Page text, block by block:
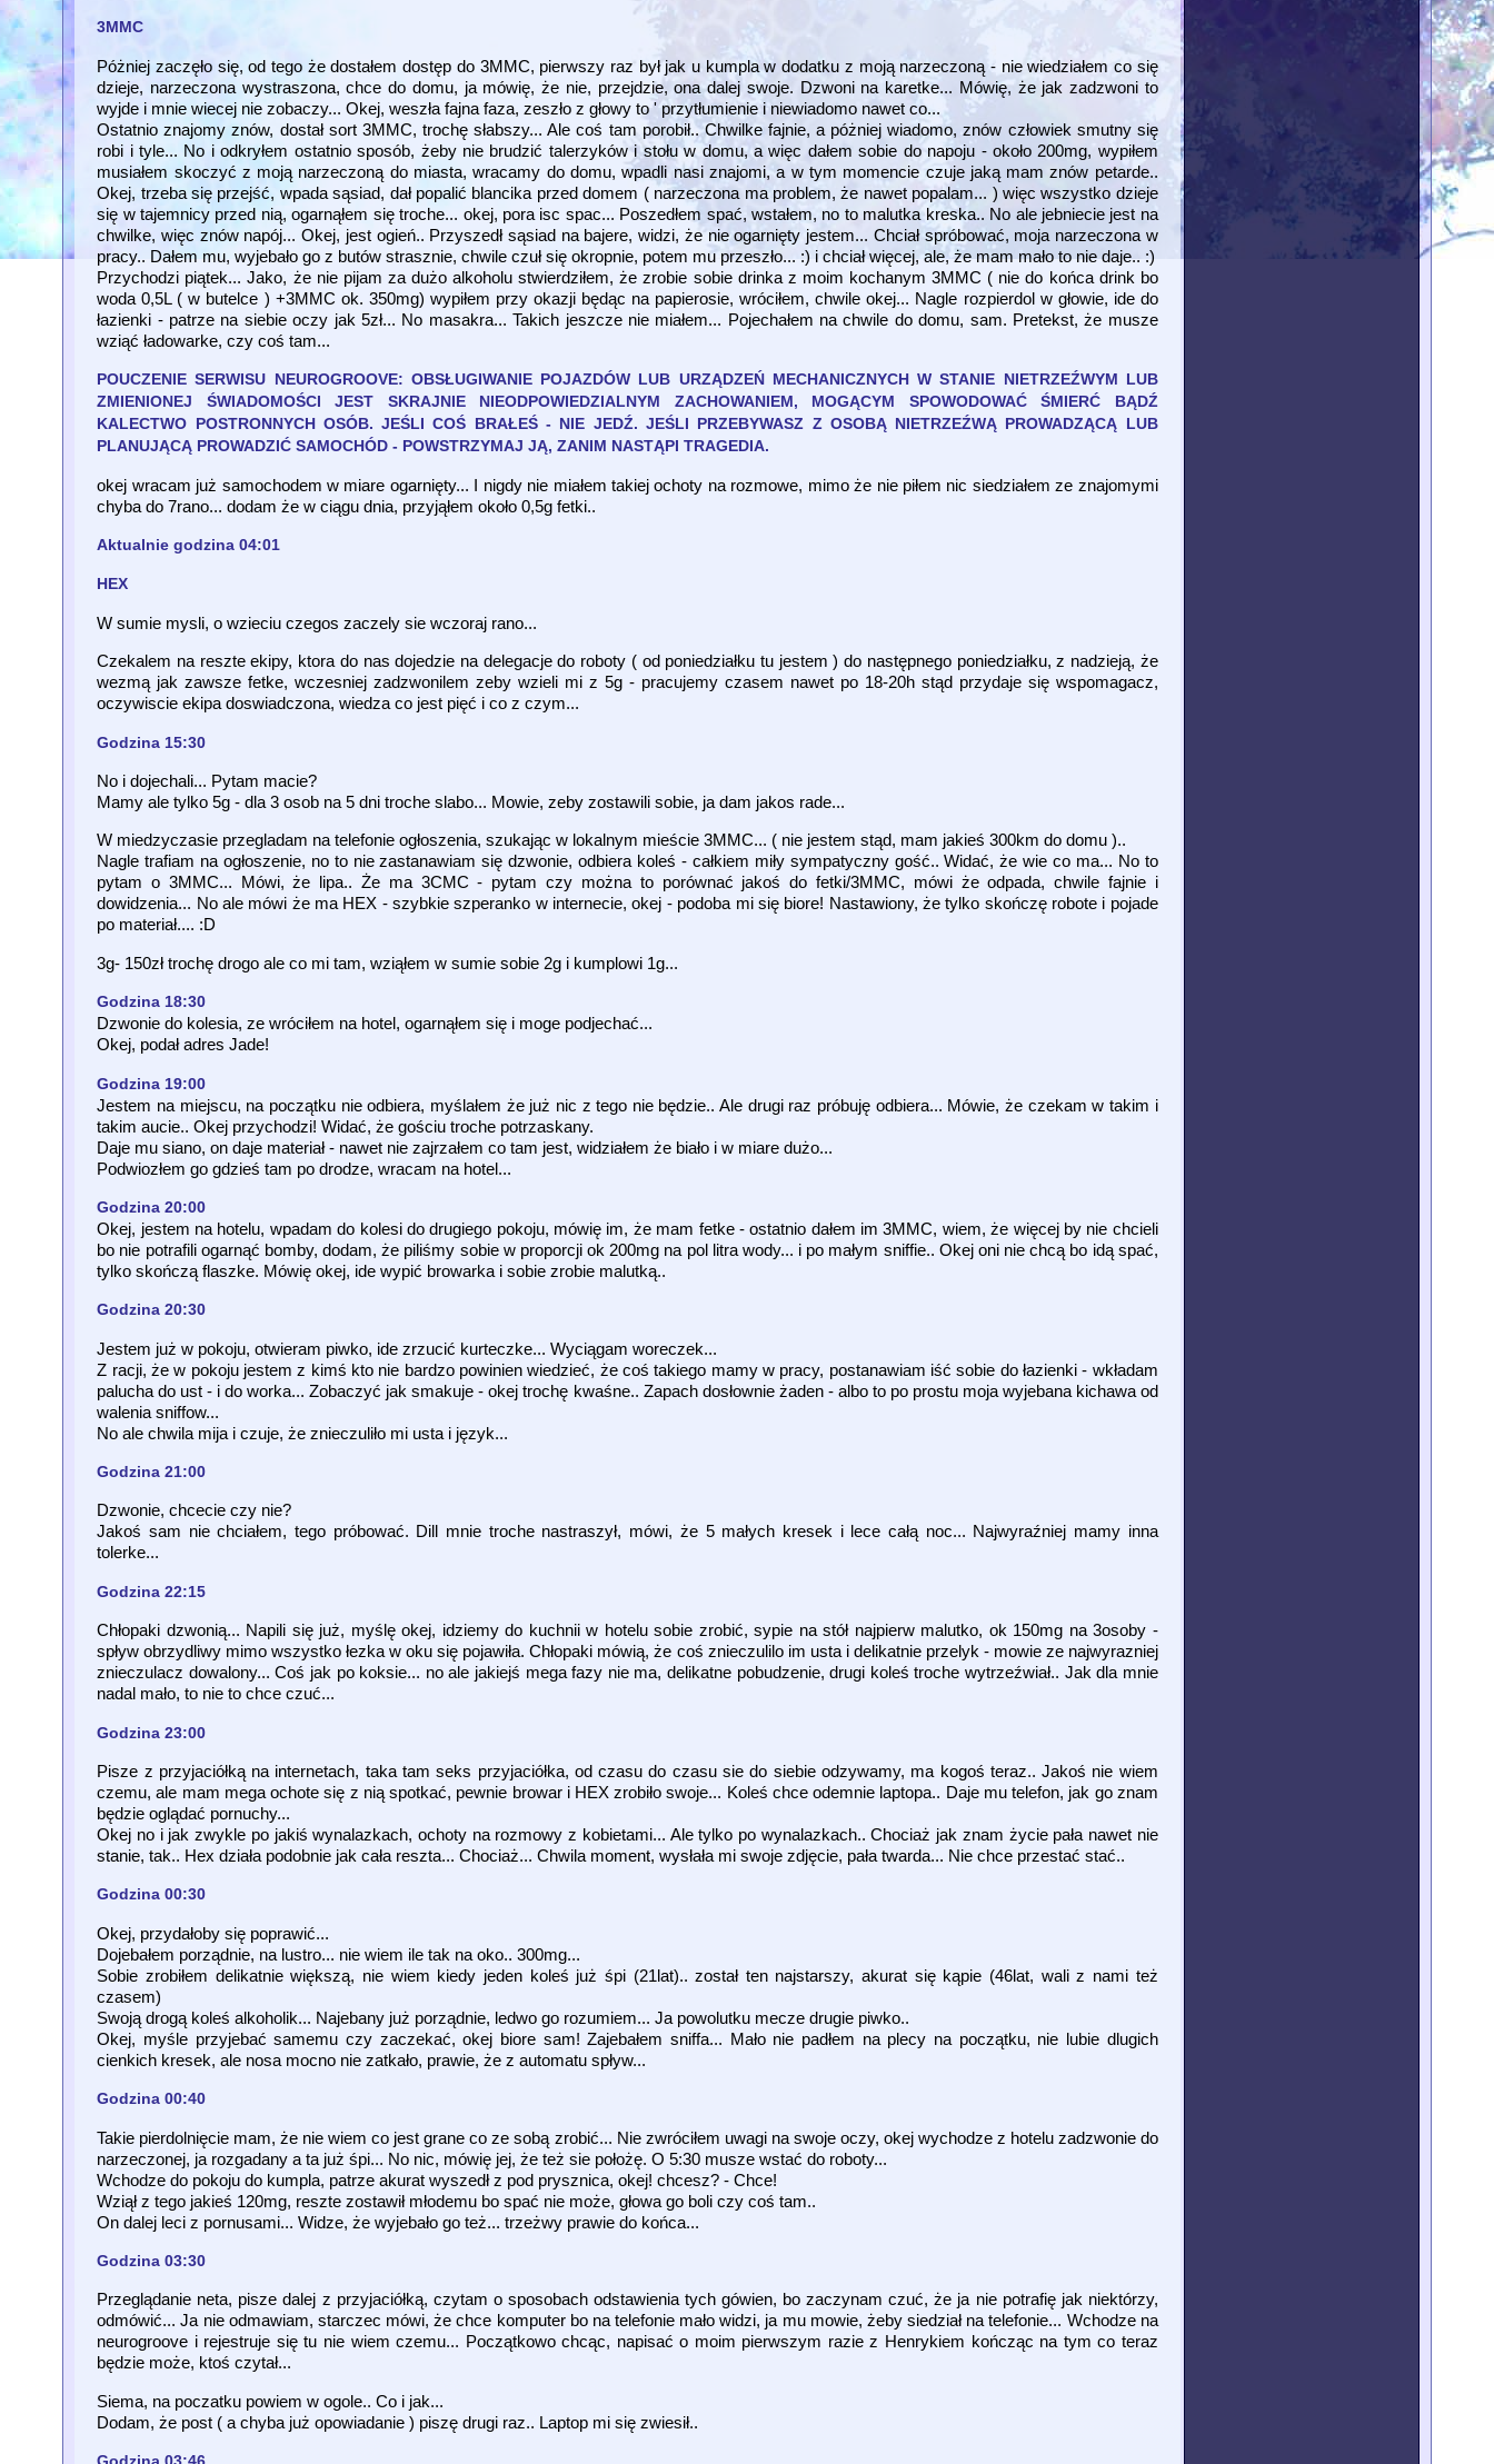
3MMC
Póżniej zaczęło się, od tego że dostałem dostęp do 3MMC, pierwszy raz był jak u kumpla w dodatku z moją narzeczoną - nie wiedziałem co się
dzieje, narzeczona wystraszona, chce do domu, ja mówię, że nie, przejdzie, ona dalej swoje. Dzwoni na karetke... Mówię, że jak zadzwoni to
wyjde i mnie wiecej nie zobaczy... Okej, weszła fajna faza, zeszło z głowy to ' przytłumienie i niewiadomo nawet co...
Ostatnio znajomy znów, dostał sort 3MMC, trochę słabszy... Ale coś tam porobił.. Chwilke fajnie, a póżniej wiadomo, znów człowiek smutny się
robi i tyle... No i odkryłem ostatnio sposób, żeby nie brudzić talerzyków i stołu w domu, a więc dałem sobie do napoju - około 200mg, wypiłem
musiałem skoczyć z moją narzeczoną do miasta, wracamy do domu, wpadli nasi znajomi, a w tym momencie czuje jaką mam znów petarde..
Okej, trzeba się przejść, wpada sąsiad, dał popalić blancika przed domem ( narzeczona ma problem, że nawet popalam... ) więc wszystko dzieje
się w tajemnicy przed nią, ogarnąłem się troche... okej, pora isc spac... Poszedłem spać, wstałem, no to malutka kreska.. No ale jebniecie jest na
chwilke, więc znów napój... Okej, jest ogień.. Przyszedł sąsiad na bajere, widzi, że nie ogarnięty jestem... Chciał spróbować, moja narzeczona w
pracy.. Dałem mu, wyjebało go z butów strasznie, chwile czuł się okropnie, potem mu przeszło... :) i chciał więcej, ale, że mam mało to nie daje.. :)
Przychodzi piątek... Jako, że nie pijam za dużo alkoholu stwierdziłem, że zrobie sobie drinka z moim kochanym 3MMC ( nie do końca drink bo
woda 0,5L ( w butelce ) +3MMC ok. 350mg) wypiłem przy okazji będąc na papierosie, wróciłem, chwile okej... Nagle rozpierdol w głowie, ide do
łazienki - patrze na siebie oczy jak 5zł... No masakra... Takich jeszcze nie miałem... Pojechałem na chwile do domu, sam. Pretekst, że musze
wziąć ładowarke, czy coś tam...
POUCZENIE SERWISU NEUROGROOVE: OBSŁUGIWANIE POJAZDÓW LUB URZĄDZEŃ MECHANICZNYCH W STANIE NIETRZEŹWYM LUB
ZMIENIONEJ ŚWIADOMOŚCI JEST SKRAJNIE NIEODPOWIEDZIALNYM ZACHOWANIEM, MOGĄCYM SPOWODOWAĆ ŚMIERĆ BĄDŹ
KALECTWO POSTRONNYCH OSÓB. JEŚLI COŚ BRAŁEŚ - NIE JEDŹ. JEŚLI PRZEBYWASZ Z OSOBĄ NIETRZEŹWĄ PROWADZĄCĄ LUB
PLANUJĄCĄ PROWADZIĆ SAMOCHÓD - POWSTRZYMAJ JĄ, ZANIM NASTĄPI TRAGEDIA.
okej wracam już samochodem w miare ogarnięty... I nigdy nie miałem takiej ochoty na rozmowe, mimo że nie piłem nic siedziałem ze znajomymi
chyba do 7rano... dodam że w ciągu dnia, przyjąłem około 0,5g fetki..
Aktualnie godzina 04:01
HEX
W sumie mysli, o wzieciu czegos zaczely sie wczoraj rano...
Czekalem na reszte ekipy, ktora do nas dojedzie na delegacje do roboty ( od poniedziałku tu jestem ) do następnego poniedziałku, z nadzieją, że
wezmą jak zawsze fetke, wczesniej zadzwonilem zeby wzieli mi z 5g - pracujemy czasem nawet po 18-20h stąd przydaje się wspomagacz,
oczywiscie ekipa doswiadczona, wiedza co jest pięć i co z czym...
Godzina 15:30
No i dojechali... Pytam macie?
Mamy ale tylko 5g - dla 3 osob na 5 dni troche slabo... Mowie, zeby zostawili sobie, ja dam jakos rade...
W miedzyczasie przegladam na telefonie ogłoszenia, szukając w lokalnym mieście 3MMC... ( nie jestem stąd, mam jakieś 300km do domu )..
Nagle trafiam na ogłoszenie, no to nie zastanawiam się dzwonie, odbiera koleś - całkiem miły sympatyczny gość.. Widać, że wie co ma... No to
pytam o 3MMC... Mówi, że lipa.. Że ma 3CMC - pytam czy można to porównać jakoś do fetki/3MMC, mówi że odpada, chwile fajnie i
dowidzenia... No ale mówi że ma HEX - szybkie szperanko w internecie, okej - podoba mi się biore! Nastawiony, że tylko skończę robote i pojade
po materiał.... :D
3g- 150zł trochę drogo ale co mi tam, wziąłem w sumie sobie 2g i kumplowi 1g...
Godzina 18:30
Dzwonie do kolesia, ze wróciłem na hotel, ogarnąłem się i moge podjechać...
Okej, podał adres Jade!
Godzina 19:00
Jestem na miejscu, na początku nie odbiera, myślałem że już nic z tego nie będzie.. Ale drugi raz próbuję odbiera... Mówie, że czekam w takim i
takim aucie.. Okej przychodzi! Widać, że gościu troche potrzaskany.
Daje mu siano, on daje materiał - nawet nie zajrzałem co tam jest, widziałem że biało i w miare dużo...
Podwiozłem go gdzieś tam po drodze, wracam na hotel...
Godzina 20:00
Okej, jestem na hotelu, wpadam do kolesi do drugiego pokoju, mówię im, że mam fetke - ostatnio dałem im 3MMC, wiem, że więcej by nie chcieli
bo nie potrafili ogarnąć bomby, dodam, że piliśmy sobie w proporcji ok 200mg na pol litra wody... i po małym sniffie.. Okej oni nie chcą bo idą spać,
tylko skończą flaszke. Mówię okej, ide wypić browarka i sobie zrobie malutką..
Godzina 20:30
Jestem już w pokoju, otwieram piwko, ide zrzucić kurteczke... Wyciągam woreczek...
Z racji, że w pokoju jestem z kimś kto nie bardzo powinien wiedzieć, że coś takiego mamy w pracy, postanawiam iść sobie do łazienki - wkładam
palucha do ust - i do worka... Zobaczyć jak smakuje - okej trochę kwaśne.. Zapach dosłownie żaden - albo to po prostu moja wyjebana kichawa od
walenia sniffow...
No ale chwila mija i czuje, że znieczuliło mi usta i język...
Godzina 21:00
Dzwonie, chcecie czy nie?
Jakoś sam nie chciałem, tego próbować. Dill mnie troche nastraszył, mówi, że 5 małych kresek i lece całą noc... Najwyraźniej mamy inna
tolerke...
Godzina 22:15
Chłopaki dzwonią... Napili się już, myślę okej, idziemy do kuchnii w hotelu sobie zrobić, sypie na stół najpierw malutko, ok 150mg na 3osoby -
spływ obrzydliwy mimo wszystko łezka w oku się pojawiła. Chłopaki mówią, że coś znieczulilo im usta i delikatnie przelyk - mowie ze najwyrazniej
znieczulacz dowalony... Coś jak po koksie... no ale jakiejś mega fazy nie ma, delikatne pobudzenie, drugi koleś troche wytrzeźwiał.. Jak dla mnie
nadal mało, to nie to chce czuć...
Godzina 23:00
Pisze z przyjaciółką na internetach, taka tam seks przyjaciółka, od czasu do czasu sie do siebie odzywamy, ma kogoś teraz.. Jakoś nie wiem
czemu, ale mam mega ochote się z nią spotkać, pewnie browar i HEX zrobiło swoje... Koleś chce odemnie laptopa.. Daje mu telefon, jak go znam
będzie oglądać pornuchy...
Okej no i jak zwykle po jakiś wynalazkach, ochoty na rozmowy z kobietami... Ale tylko po wynalazkach.. Chociaż jak znam życie pała nawet nie
stanie, tak.. Hex działa podobnie jak cała reszta... Chociaż... Chwila moment, wysłała mi swoje zdjęcie, pała twarda... Nie chce przestać stać..
Godzina 00:30
Okej, przydałoby się poprawić...
Dojebałem porządnie, na lustro... nie wiem ile tak na oko.. 300mg...
Sobie zrobiłem delikatnie większą, nie wiem kiedy jeden koleś już śpi (21lat).. został ten najstarszy, akurat się kąpie (46lat, wali z nami też
czasem)
Swoją drogą koleś alkoholik... Najebany już porządnie, ledwo go rozumiem... Ja powolutku mecze drugie piwko..
Okej, myśle przyjebać samemu czy zaczekać, okej biore sam! Zajebałem sniffa... Mało nie padłem na plecy na początku, nie lubie dlugich
cienkich kresek, ale nosa mocno nie zatkało, prawie, że z automatu spływ...
Godzina 00:40
Takie pierdolnięcie mam, że nie wiem co jest grane co ze sobą zrobić... Nie zwróciłem uwagi na swoje oczy, okej wychodze z hotelu zadzwonie do
narzeczonej, ja rozgadany a ta już śpi... No nic, mówię jej, że też sie położę. O 5:30 musze wstać do roboty...
Wchodze do pokoju do kumpla, patrze akurat wyszedł z pod prysznica, okej! chcesz? - Chce!
Wziął z tego jakieś 120mg, reszte zostawił młodemu bo spać nie może, głowa go boli czy coś tam..
On dalej leci z pornusami... Widze, że wyjebało go też... trzeżwy prawie do końca...
Godzina 03:30
Przeglądanie neta, pisze dalej z przyjaciółką, czytam o sposobach odstawienia tych gówien, bo zaczynam czuć, że ja nie potrafię jak niektórzy,
odmówić... Ja nie odmawiam, starczec mówi, że chce komputer bo na telefonie mało widzi, ja mu mowie, żeby siedział na telefonie... Wchodze na
neurogroove i rejestruje się tu nie wiem czemu... Początkowo chcąc, napisać o moim pierwszym razie z Henrykiem kończąc na tym co teraz
będzie może, ktoś czytał...
Siema, na poczatku powiem w ogole.. Co i jak...
Dodam, że post ( a chyba już opowiadanie ) piszę drugi raz.. Laptop mi się zwiesił..